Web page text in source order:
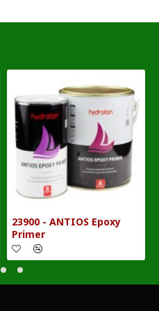
23900 - ANTIOS Epoxy
Primer